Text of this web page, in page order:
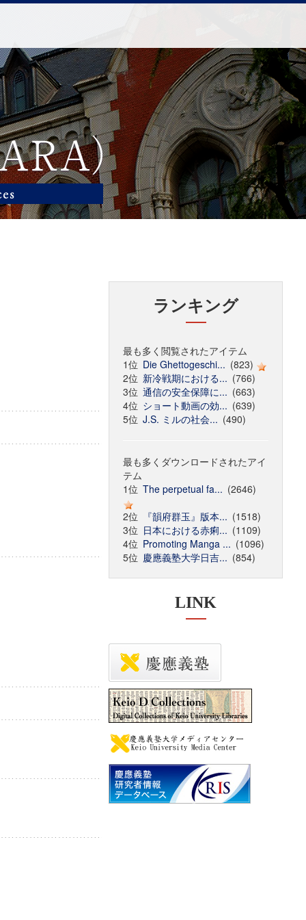
ランキング
最も多く閲覧されたアイテム
1位 Die Ghettogeschi... (823)
2位 新冷戦期における... (766)
3位 通信の安全保障に... (663)
4位 ショート動画の効... (639)
5位 J.S. ミルの社会... (490)
最も多くダウンロードされたアイ
テム
1位 The perpetual fa... (2646)
2位
『韻府群玉』版本... (1518)
3位 日本における赤痢... (1109)
4位 Promoting Manga ... (1096)
5位 慶應義塾大学日吉... (854)
LINK